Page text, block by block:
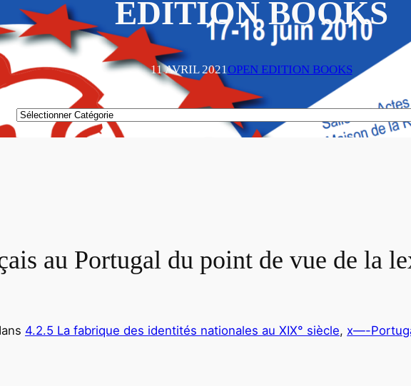
EDITION BOOKS
11 AVRIL 2021OPEN EDITION BOOKS
Catégories
au Portugal du point de vue de la
4.2.5 La fabrique des identités nationales au XIX° siècle, x—-